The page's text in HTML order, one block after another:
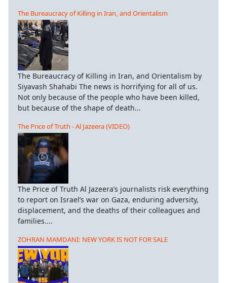
The Bureaucracy of Killing in Iran, and Orientalism
The Bureaucracy of Killing in Iran, and Orientalism by
Siyavash Shahabi The news is horrifying for all of us.
Not only because of the people who have been killed,
but because of the shape of death...
The Price of Truth - Al Jazeera (VIDEO)
The Price of Truth Al Jazeera’s journalists risk everything
to report on Israel’s war on Gaza, enduring adversity,
displacement, and the deaths of their colleagues and
families....
ZOHRAN MAMDANI: NEW YORK IS NOT FOR SALE